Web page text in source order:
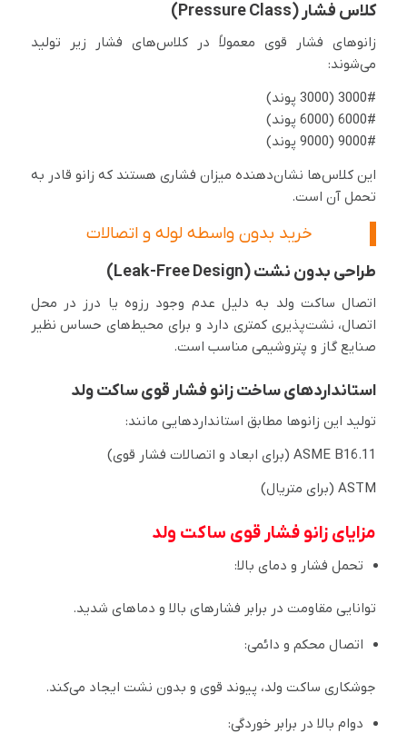
کلاس فشار (Pressure Class)
زانوهای فشار قوی معمولاً در کلاس‌های فشار زیر تولید
می‌شوند:
3000# (3000 پوند)
6000# (6000 پوند)
9000# (9000 پوند)
این کلاس‌ها نشان‌دهنده میزان فشاری هستند که زانو قادر به
تحمل آن است.
خرید بدون واسطه لوله و اتصالات
طراحی بدون نشت (Leak-Free Design)
اتصال ساکت ولد به دلیل عدم وجود رزوه یا درز در محل
اتصال، نشت‌پذیری کمتری دارد و برای محیط‌های حساس نظیر
صنایع گاز و پتروشیمی مناسب است.
استانداردهای ساخت زانو فشار قوی ساکت ولد
تولید این زانوها مطابق استانداردهایی مانند:
ASME B16.11 (برای ابعاد و اتصالات فشار قوی)
ASTM (برای متریال)
مزایای زانو فشار قوی ساکت ولد
تحمل فشار و دمای بالا:
توانایی مقاومت در برابر فشارهای بالا و دماهای شدید.
اتصال محکم و دائمی:
جوشکاری ساکت ولد، پیوند قوی و بدون نشت ایجاد می‌کند.
دوام بالا در برابر خوردگی: